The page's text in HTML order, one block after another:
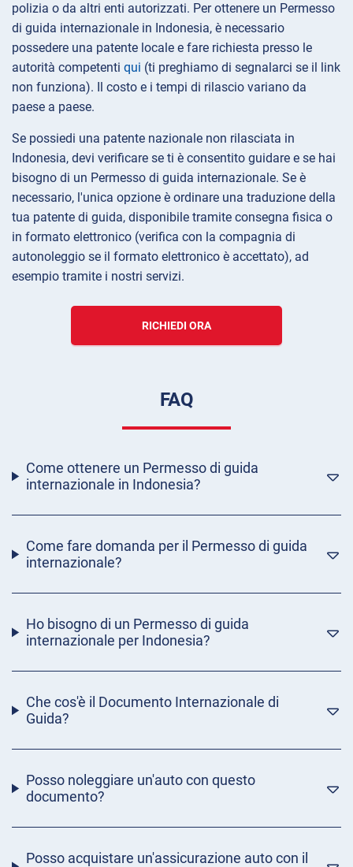
polizia o da altri enti autorizzati. Per ottenere un Permesso
di guida internazionale in Indonesia, è necessario
possedere una patente locale e fare richiesta presso le
autorità competenti qui (ti preghiamo di segnalarci se il link
non funziona). Il costo e i tempi di rilascio variano da
paese a paese.
Se possiedi una patente nazionale non rilasciata in
Indonesia, devi verificare se ti è consentito guidare e se hai
bisogno di un Permesso di guida internazionale. Se è
necessario, l'unica opzione è ordinare una traduzione della
tua patente di guida, disponibile tramite consegna fisica o
in formato elettronico (verifica con la compagnia di
autonoleggio se il formato elettronico è accettato), ad
esempio tramite i nostri servizi.
RICHIEDI ORA
FAQ
Come ottenere un Permesso di guida
internazionale in Indonesia?
Come fare domanda per il Permesso di guida
internazionale?
Ho bisogno di un Permesso di guida
internazionale per Indonesia?
Che cos'è il Documento Internazionale di
Guida?
Posso noleggiare un'auto con questo
documento?
Posso acquistare un'assicurazione auto con il